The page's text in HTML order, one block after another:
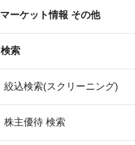
マーケット情報 その他
検索
絞込検索(スクリーニング)
株主優待 検索